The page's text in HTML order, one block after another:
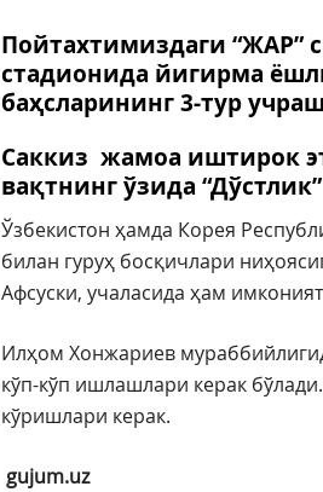
Пойтахтимиздаги “ЖАР”
стадионида йигирма
баҳсларининг 3-тур
Саккиз жамоа иштирок
вақтнинг ўзида
Ўзбекистон ҳамда Корея
билан гуруҳ босқичлари
Афсуски, учаласида ҳам
Илҳом Хонжариев
кўп-кўп ишлашлари керак
кўришлари керак.
gujum.uz